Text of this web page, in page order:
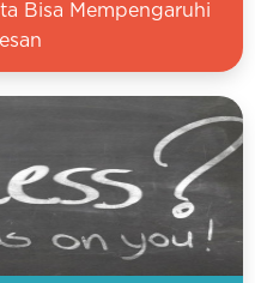
Bisa Mempengaruhi